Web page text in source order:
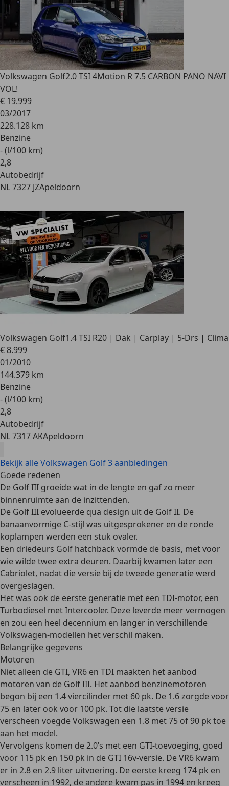
Volkswagen Golf2.0 TSI 4Motion R 7.5 CARBON PANO NAVI
VOL!
€ 19.999
03/2017
228.128 km
Benzine
- (l/100 km)
2,8
Autobedrijf
NL 7327 JZApeldoorn
Volkswagen Golf1.4 TSI R20 | Dak | Carplay | 5-Drs | Clima
€ 8.999
01/2010
144.379 km
Benzine
- (l/100 km)
2,8
Autobedrijf
NL 7317 AKApeldoorn
Bekijk alle Volkswagen Golf 3 aanbiedingen
Goede redenen
De Golf III groeide wat in de lengte en gaf zo meer
binnenruimte aan de inzittenden.
De Golf III evolueerde qua design uit de Golf II. De
banaanvormige C-stijl was uitgesprokener en de ronde
koplampen werden een stuk ovaler.
Een driedeurs Golf hatchback vormde de basis, met voor
wie wilde twee extra deuren. Daarbij kwamen later een
Cabriolet, nadat die versie bij de tweede generatie werd
overgeslagen.
Het was ook de eerste generatie met een TDI-motor, een
Turbodiesel met Intercooler. Deze leverde meer vermogen
en zou een heel decennium en langer in verschillende
Volkswagen-modellen het verschil maken.
Belangrijke gegevens
Motoren
Niet alleen de GTI, VR6 en TDI maakten het aanbod
motoren van de Golf III. Het aanbod benzinemotoren
begon bij een 1.4 viercilinder met 60 pk. De 1.6 zorgde voor
75 en later ook voor 100 pk. Tot die laatste versie
verscheen voegde Volkswagen een 1.8 met 75 of 90 pk toe
aan het model.
Vervolgens komen de 2.0’s met een GTI-toevoeging, goed
voor 115 pk en 150 pk in de GTI 16v-versie. De VR6 kwam
er in 2.8 en 2.9 liter uitvoering. De eerste kreeg 174 pk en
verscheen in 1992, de andere kwam pas in 1994 en kreeg